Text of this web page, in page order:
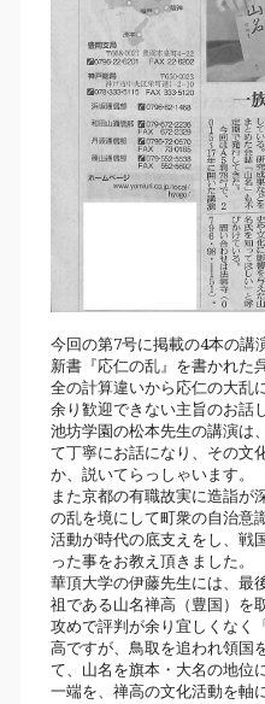
今回の第7号に掲載の4本の講
新書『応仁の乱』を書かれた
全の計算違いから応仁の大乱
余り歓迎できない主旨のお話
池坊学園の松本先生の講演は
て丁寧にお話になり、その文
か、説いてらっしゃいます。
また京都の有職故実に造詣が
の乱を境にして町衆の自治意
活動が時代の底支えをし、戦
った事をお教え頂きました。
華頂大学の伊藤先生には、最
祖である山名禅高（豊国）を
攻めで評判が余り宜しくなく
高ですが、鳥取を追われ領国
て、山名を旗本・大名の地位
一端を、禅高の文化活動を軸